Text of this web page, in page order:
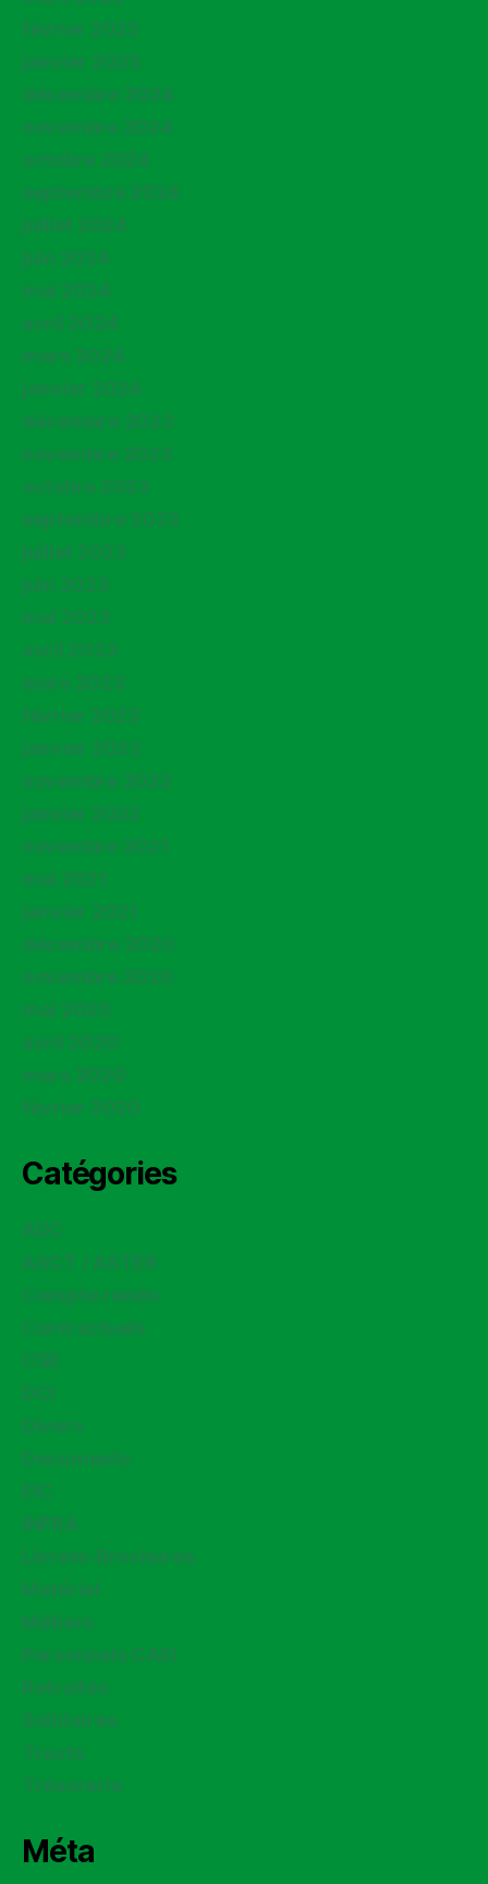
février 2025
janvier 2025
décembre 2024
novembre 2024
octobre 2024
septembre 2024
juillet 2024
juin 2024
mai 2024
avril 2024
mars 2024
janvier 2024
décembre 2023
novembre 2023
octobre 2023
septembre 2023
juillet 2023
juin 2023
mai 2023
avril 2023
mars 2023
février 2023
janvier 2023
novembre 2022
janvier 2022
novembre 2021
mai 2021
janvier 2021
décembre 2020
novembre 2020
mai 2020
avril 2020
mars 2020
février 2020
Catégories
ADC
ASCT / ASTER
Compte rendu
Contractuels
CSE
DCI
Divers
Documents
EIC
INFRA
Livrets-Brochures
Matériel
Métiers
Personnels CASI
Retraités
Solidaires
Tracts
Trésorerie
Méta